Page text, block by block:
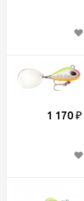
1 170 ₽